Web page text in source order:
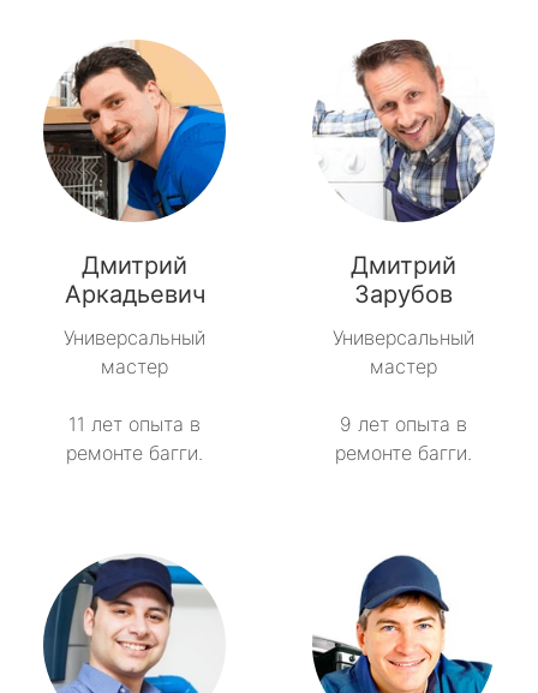
Дмитрий
Аркадьевич
Универсальный
мастер
11 лет опыта в
ремонте багги.
Дмитрий
Зарубов
Универсальный
мастер
9 лет опыта в
ремонте багги.